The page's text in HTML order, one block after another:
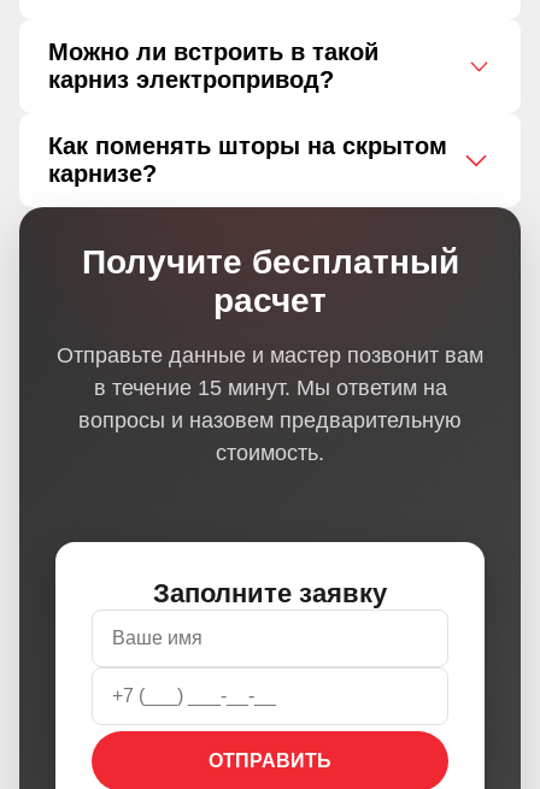
Можно ли встроить в такой
карниз электропривод?
Как поменять шторы на скрытом
карнизе?
Получите бесплатный
расчет
Отправьте данные и мастер позвонит вам
в течение 15 минут. Мы ответим на
вопросы и назовем предварительную
стоимость.
Заполните заявку
ОТПРАВИТЬ